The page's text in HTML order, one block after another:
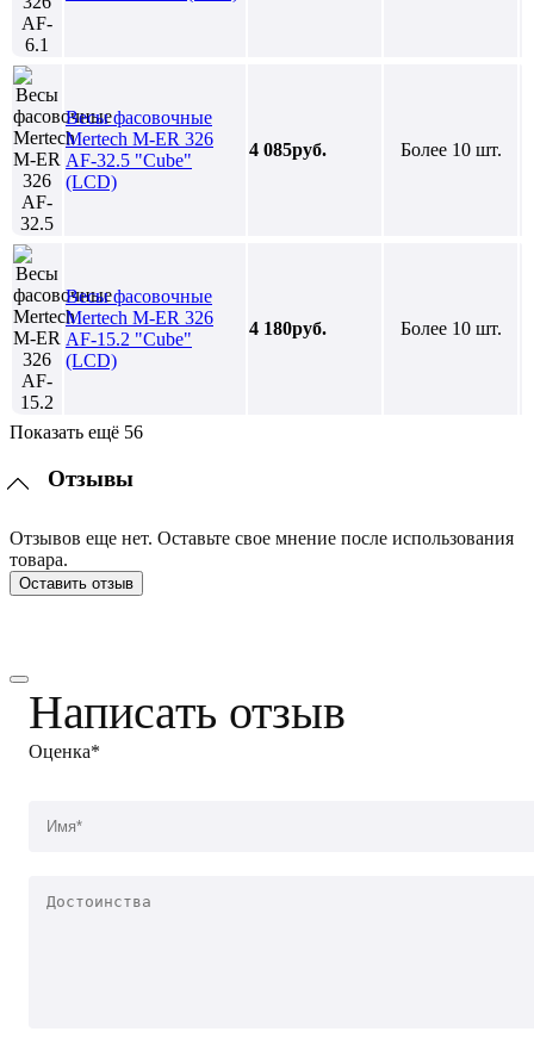
Весы фасовочные
Mertech M-ER 326
AF-32.5 "Cube"
(LCD)
4 085руб. Более 10 шт.
Весы фасовочные
Mertech M-ER 326
AF-15.2 "Cube"
(LCD)
4 180руб. Более 10 шт.
Показать ещё 56
Отзывы
Отзывов еще нет. Оставьте свое мнение после использования
товара.
Оставить отзыв
Написать отзыв
Оценка*